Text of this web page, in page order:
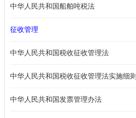
中华人民共和国船舶吨税法
征收管理
中华人民共和国税收征收管理法
中华人民共和国税收征收管理法实施细则
中华人民共和国发票管理办法